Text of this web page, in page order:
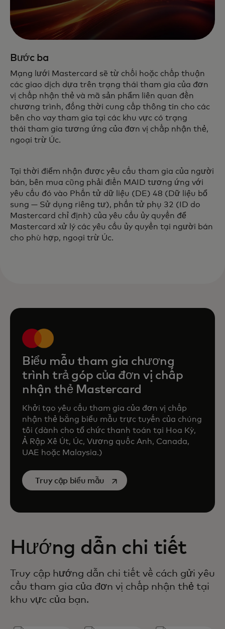
Bước ba
Mạng lưới Mastercard sẽ từ chối hoặc chấp thuận
các giao dịch dựa trên trạng thái tham gia của đơn
vị chấp nhận thẻ và mã sản phẩm liên quan đến
chương trình, đồng thời cung cấp thông tin cho các
bên cho vay tham gia tại các khu vực có trạng
thái tham gia tương ứng của đơn vị chấp nhận thẻ,
ngoại trừ Úc.
Tại thời điểm nhận được yêu cầu tham gia của người
bán, bên mua cũng phải điền MAID tương ứng với
yêu cầu đó vào Phần tử dữ liệu (DE) 48 (Dữ liệu bổ
sung — Sử dụng riêng tư), phần tử phụ 32 (ID do
Mastercard chỉ định) của yêu cầu ủy quyền để
Mastercard xử lý các yêu cầu ủy quyền tại người bán
cho phù hợp, ngoại trừ Úc.
Biểu mẫu tham gia chương
trình trả góp của đơn vị chấp
nhận thẻ Mastercard
Khởi tạo yêu cầu tham gia của đơn vị chấp
nhận thẻ bằng biểu mẫu trực tuyến của chúng
tôi (dành cho tổ chức thanh toán tại Hoa Kỳ,
Ả Rập Xê Út, Úc, Vương quốc Anh, Canada,
UAE hoặc Malaysia.)
Truy cập biểu mẫu opens in a new tab
Hướng dẫn chi tiết
Truy cập hướng dẫn chi tiết về cách gửi yêu
cầu tham gia của đơn vị chấp nhận thẻ tại
khu vực của bạn.